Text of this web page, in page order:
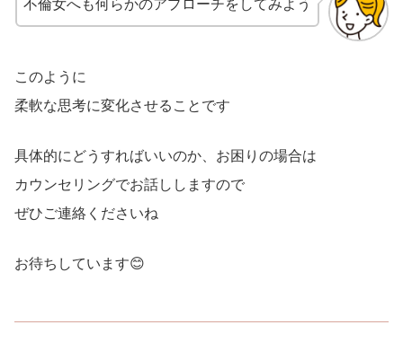
不倫女へも何らかのアプローチをしてみよう
このように
柔軟な思考に変化させることです
具体的にどうすればいいのか、お困りの場合は
カウンセリングでお話ししますので
ぜひご連絡くださいね
お待ちしています😊